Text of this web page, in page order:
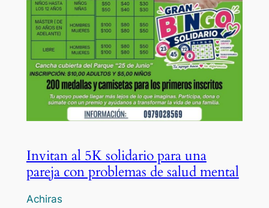
Invitan al 5K solidario para una
pareja con problemas de salud mental
Achiras